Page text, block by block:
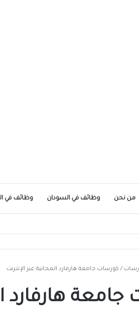
من نحن وظائف في السودان وظائف في
/ كورسات جامعة هارفارد المجانية عبر الإنترنت
هارفارد